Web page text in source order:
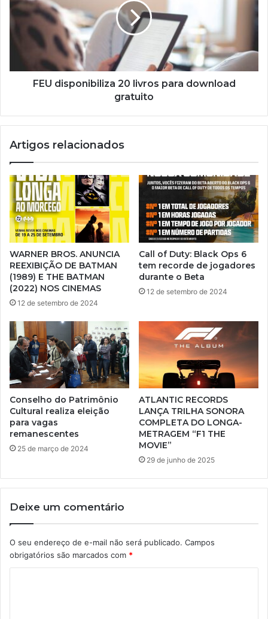
FEU disponibiliza 20 livros para download
gratuito
Artigos relacionados
WARNER BROS. ANUNCIA
REEXIBIÇÃO DE BATMAN
(1989) E THE BATMAN
(2022) NOS CINEMAS
12 de setembro de 2024
Call of Duty: Black Ops 6
tem recorde de jogadores
durante o Beta
12 de setembro de 2024
Conselho do Patrimônio
Cultural realiza eleição
para vagas
remanescentes
25 de março de 2024
ATLANTIC RECORDS
LANÇA TRILHA SONORA
COMPLETA DO LONGA-
METRAGEM “F1 THE
MOVIE”
29 de junho de 2025
Deixe um comentário
O seu endereço de e-mail não será publicado. Campos
obrigatórios são marcados com *